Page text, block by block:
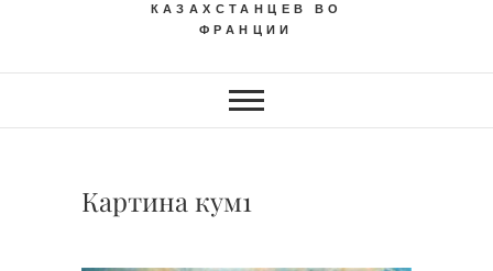
КАЗАХСТАНЦЕВ ВО
ФРАНЦИИ
Картина кум1